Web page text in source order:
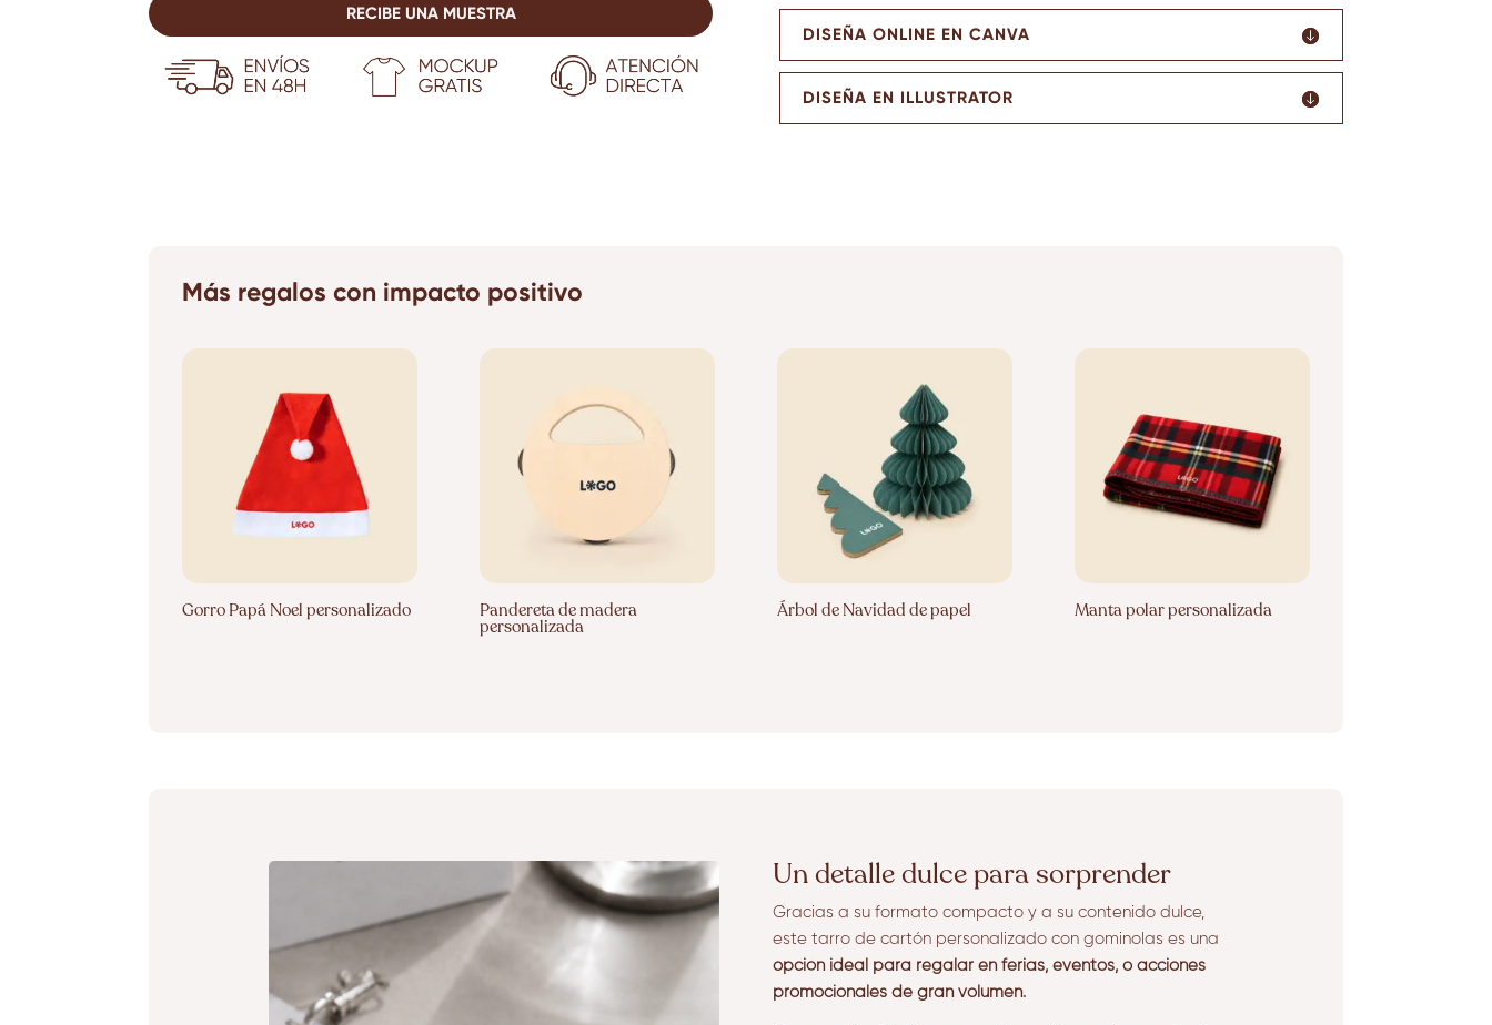
RECIBE UNA MUESTRA
DISEÑA ONLINE EN CANVA
DISEÑA EN ILLUSTRATOR
Más regalos con impacto positivo
Gorro Papá Noel personalizado Pandereta de madera
personalizada
Árbol de Navidad de papel Manta polar personalizada
Un detalle dulce para sorprender
Gracias a su formato compacto y a su contenido dulce,
este tarro de cartón personalizado con gominolas es una
opción ideal para regalar en ferias, eventos, o acciones
promocionales de gran volumen.